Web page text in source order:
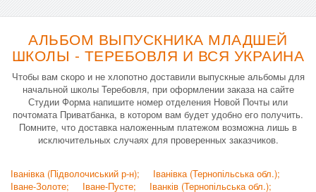
АЛЬБОМ ВЫПУСКНИКА МЛАДШЕЙ
ШКОЛЫ - ТЕРЕБОВЛЯ И ВСЯ УКРАИНА
Чтобы вам скоро и не хлопотно доставили выпускные альбомы для
начальной школы Теребовля, при оформлении заказа на сайте
Студии Форма напишите номер отделения Новой Почты или
почтомата Приватбанка, в котором вам будет удобно его получить.
Помните, что доставка наложенным платежом возможна лишь в
исключительных случаях для проверенных заказчиков.
Іванівка (Підволочиський р-н);
Іванівка (Тернопільська обл.);
Іване-Золоте;
Іване-Пусте;
Іванків (Тернопільська обл.);